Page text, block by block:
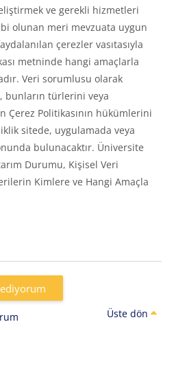
ve gerekli hizmetleri
olunan meri mevzuata uygun
çerezler vasıtasıyla
metninde hangi amaçlarla
Veri sorumlusu olarak
bunların türlerini veya
Politikasının hükümlerini
sitede, uygulamada veya
bulunacaktır. Üniversite
Durumu, Kişisel Veri
Kimlere ve Hangi Amaçla
Üste dön